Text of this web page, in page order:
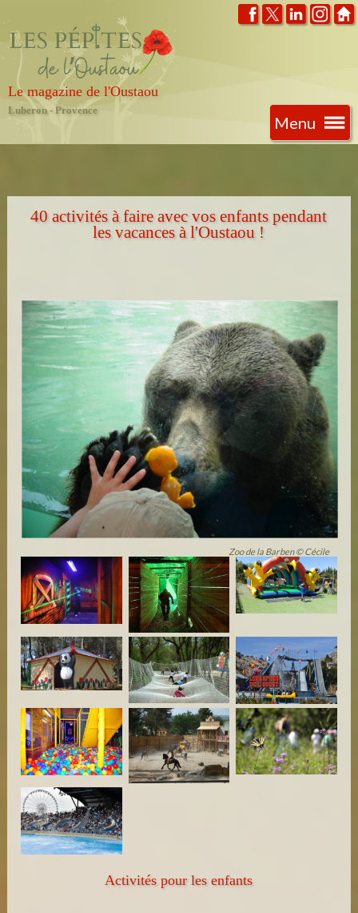
Le magazine de l'Oustaou
Luberon - Provence
Menu
40 activités à faire avec vos enfants pendant
les vacances à l'Oustaou !
Zoo de la Barben © Cécile
Activités pour les enfants